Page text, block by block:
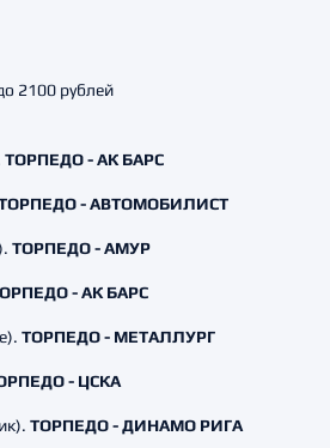
2100 рублей
ТОРПЕДО - АК БАРС
- АВТОМОБИЛИСТ
ТОРПЕДО - АМУР
- АК БАРС
ТОРПЕДО - МЕТАЛЛУРГ
- ЦСКА
ТОРПЕДО - ДИНАМО РИГА